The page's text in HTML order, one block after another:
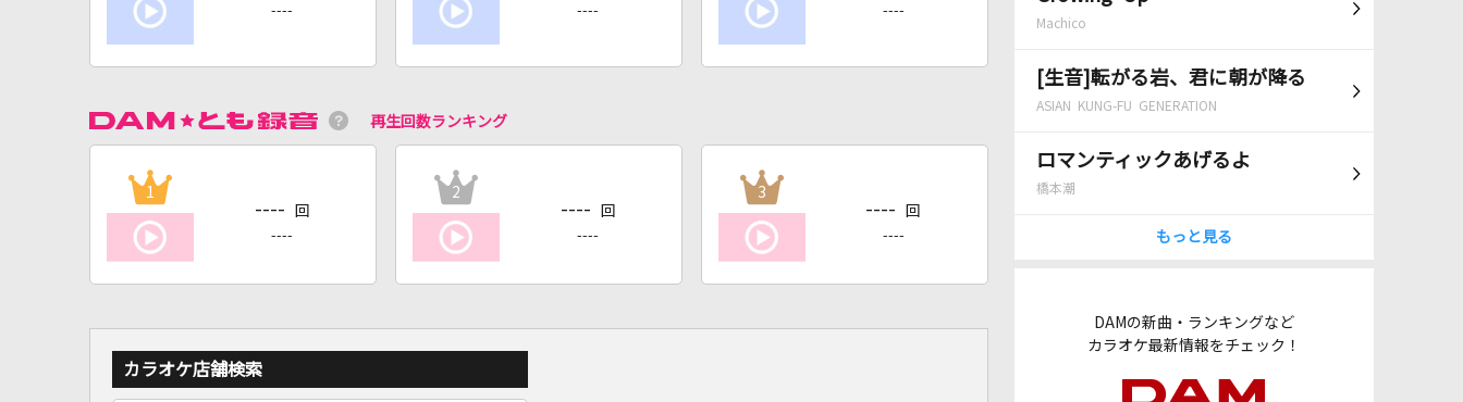
Machico
[生音]転がる岩、君に朝が降る
ASIAN KUNG-FU GENERATION
ロマンティックあげるよ
橋本潮
もっと見る
DAMの新曲・ランキングなど
カラオケ最新情報をチェック！
---- ---- ----
再生回数ランキング
1
---- 回
----
2
---- 回
----
3
---- 回
----
カラオケ店舗検索